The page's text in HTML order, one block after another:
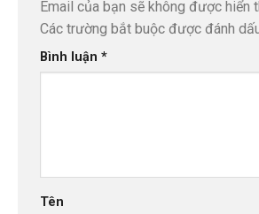
Email của bạn sẽ không được hiển
Các trường bắt buộc được đánh
Bình luận *
Tên